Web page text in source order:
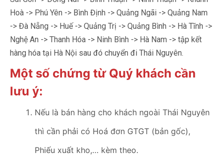
Hoà -> Phú Yên -> Bình Định -> Quảng Ngãi -> Quảng Nam
-> Đà Nẵng -> Huế -> Quảng Trị -> Quảng Bình -> Hà Tĩnh ->
Nghệ An -> Thanh Hóa -> Ninh Bình -> Hà Nam -> tập kết
hàng hóa tại Hà Nội sau đó chuyển đi Thái Nguyên.
Một số chứng từ Quý khách cần
lưu ý:
Nếu là bán hàng cho khách ngoài Thái Nguyên
thì cần phải có Hoá đơn GTGT (bản gốc),
Phiếu xuất kho,… kèm theo.